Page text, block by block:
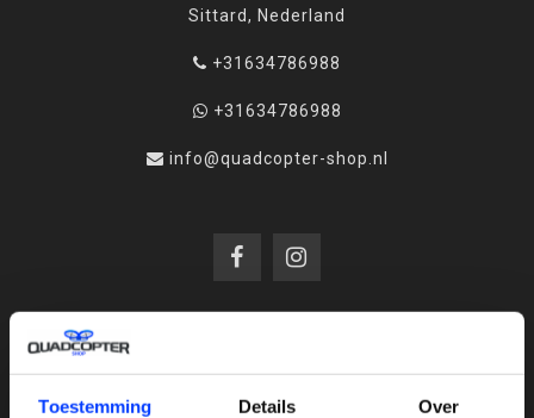
Toestemming Details Over
Sittard, Nederland
+31634786988
+31634786988
info@quadcopter-shop.nl